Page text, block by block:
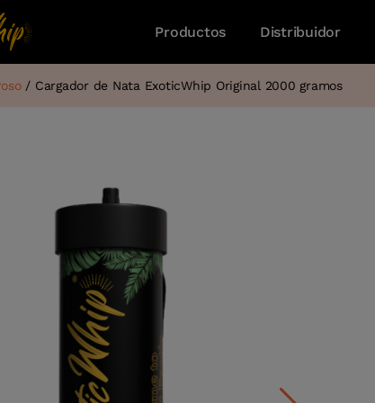
Productos Distribuidor
/ Cargador de Nata ExoticWhip Original 2000 gramos